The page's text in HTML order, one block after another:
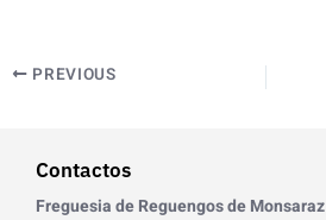
PREVIOUS
Contactos
Freguesia de Reguengos de Monsaraz